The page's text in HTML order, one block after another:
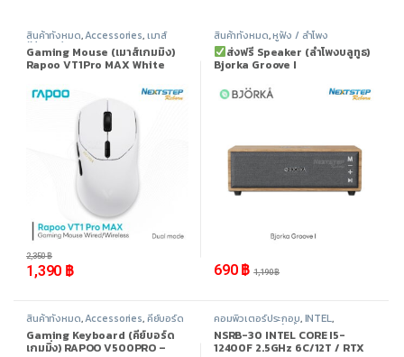
สินค้าทั้งหมด,Accessories,เมาส์
(Mouse)
Gaming Mouse (เมาส์เกมมิ่ง)
Rapoo VT1Pro MAX White
Wired/Wireless
-41%
1,390 ฿
2,350฿
สินค้าทั้งหมด,หูฟัง / ลำโพง
ส่งฟรี Speaker (ลำโพงบลูทูธ)
Bjorka Groove I
690 ฿ 1,190฿
สินค้าทั้งหมด,Accessories,คีย์บอร์ด
Gaming Keyboard (คีย์บอร์ด
เกมมิ่ง) RAPOO V500PRO –
คอมพิวเตอร์ประกอบ,INTEL,
สินค้าทั้งหมด
NSRB-30 INTEL CORE I5-
12400F 2.5GHz 6C/12T / RTX